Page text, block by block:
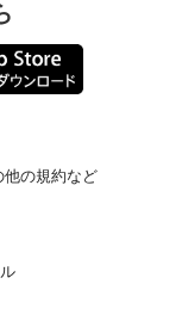
他の規約など